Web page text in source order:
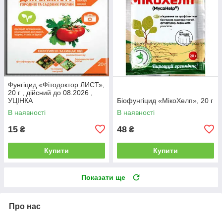
Фунгіцид «Фітодоктор ЛИСТ»,
20 г , дійсний до 08.2026 ,
УЦІНКА
В наявності
15 ₴
Купити
Біофунгіцид «МікоХелп», 20 г
В наявності
48 ₴
Купити
Показати ще
Про нас